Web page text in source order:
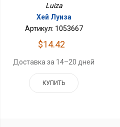
Luiza
Хей Луиза
Артикул: 1053667
$14.42
Доставка за 14–20 дней
КУПИТЬ